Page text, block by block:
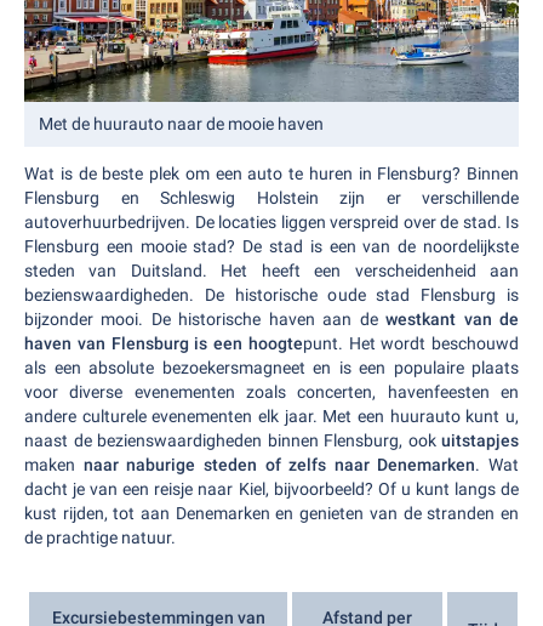
Met de huurauto naar de mooie haven
Wat is de beste plek om een auto te huren in Flensburg? Binnen
Flensburg en Schleswig Holstein zijn er verschillende
autoverhuurbedrijven. De locaties liggen verspreid over de stad. Is
Flensburg een mooie stad? De stad is een van de noordelijkste
steden van Duitsland. Het heeft een verscheidenheid aan
bezienswaardigheden. De historische oude stad Flensburg is
bijzonder mooi. De historische haven aan dewestkant van de
haven van Flensburg is een hoogtepunt. Het wordt beschouwd
als een absolute bezoekersmagneet en is een populaire plaats
voor diverse evenementen zoals concerten, havenfeesten en
andere culturele evenementen elk jaar. Met een huurauto kunt u,
naast de bezienswaardigheden binnen Flensburg, ook uitstapjes
maken naar naburige steden of zelfs naar Denemarken. Wat
dacht je van een reisje naar Kiel, bijvoorbeeld? Of u kunt langs de
kust rijden, tot aan Denemarken en genieten van de stranden en
de prachtige natuur.
Excursiebestemmingen van Afstand per